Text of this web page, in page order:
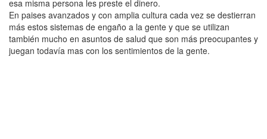
esa misma persona les preste el dinero.
En paises avanzados y con amplia cultura cada vez se destierran
más estos sistemas de engaño a la gente y que se utilizan
también mucho en asuntos de salud que son más preocupantes y
juegan todavía mas con los sentimientos de la gente.